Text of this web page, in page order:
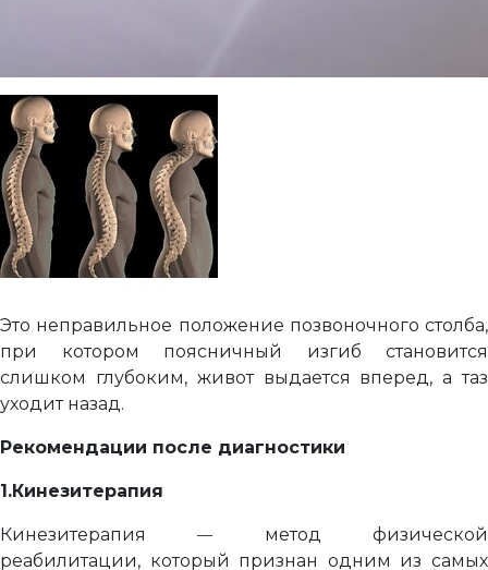
Это неправильное положение позвоночного столба,
при котором поясничный изгиб становится
слишком глубоким, живот выдается вперед, а таз
уходит назад.
Рекомендации после диагностики
1.Кинезитерапия
Кинезитерапия— метод физической
реабилитации, который признан одним из самых